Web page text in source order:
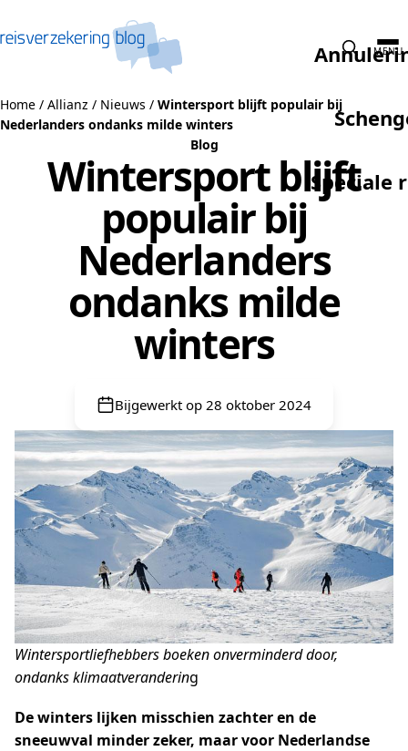
Speciale
MENU
Home / Allianz / Nieuws / Wintersport blijft populair bij
Nederlanders ondanks milde winters
Blog
Wintersport blijft
populair bij
Nederlanders
ondanks milde
winters
Bijgewerkt op 28 oktober 2024
Wintersportliefhebbers boeken onverminderd door,
ondanks klimaatverandering
De winters lijken misschien zachter en de
sneeuwval minder zeker, maar voor Nederlandse